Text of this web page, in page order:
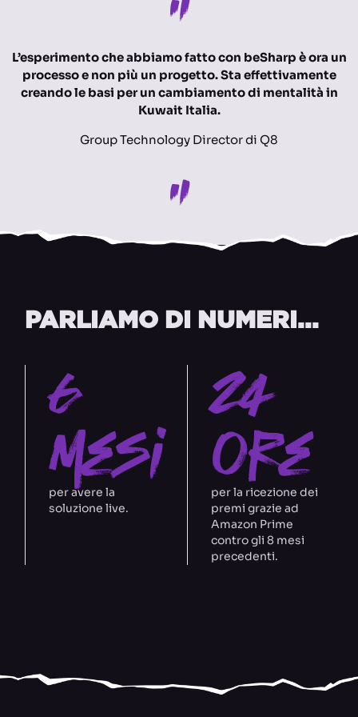
L’esperimento che abbiamo fatto con beSharp è ora un
processo e non più un progetto. Sta effettivamente
creando le basi per un cambiamento di mentalità in
Kuwait Italia.
Group Technology Director di Q8
PARLIAMO DI NUMERI...
6
mesi
per avere la
soluzione live.
24
ore
per la ricezione dei
premi grazie ad
Amazon Prime
contro gli 8 mesi
precedenti.